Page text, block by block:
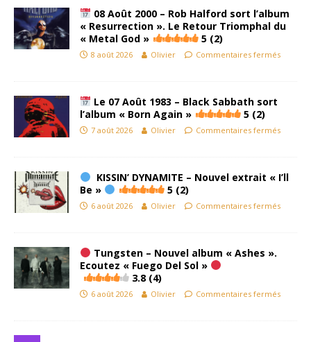
08 Août 2000 – Rob Halford sort l’album
« Resurrection ». Le Retour Triomphal du
« Metal God »
5 (2)
8 août 2026 Olivier Commentaires fermés
Le 07 Août 1983 – Black Sabbath sort
l’album « Born Again »
5 (2)
7 août 2026 Olivier Commentaires fermés
KISSIN’ DYNAMITE – Nouvel extrait « I’ll
Be »
5 (2)
6 août 2026 Olivier Commentaires fermés
Tungsten – Nouvel album « Ashes ».
Ecoutez « Fuego Del Sol »
3.8 (4)
6 août 2026 Olivier Commentaires fermés